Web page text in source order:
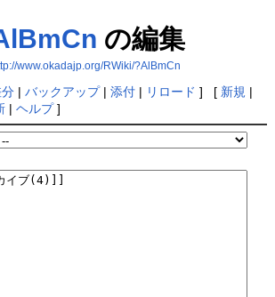
の編集
www.okadajp.org/RWiki/?AlBmCn
| バックアップ| 添付| リロード ] [ 新規 |
| ヘルプ]